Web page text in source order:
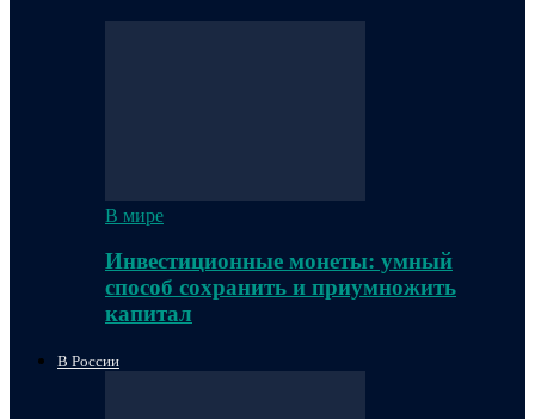
В мире
Инвестиционные монеты: умный
способ сохранить и приумножить
капитал
В России